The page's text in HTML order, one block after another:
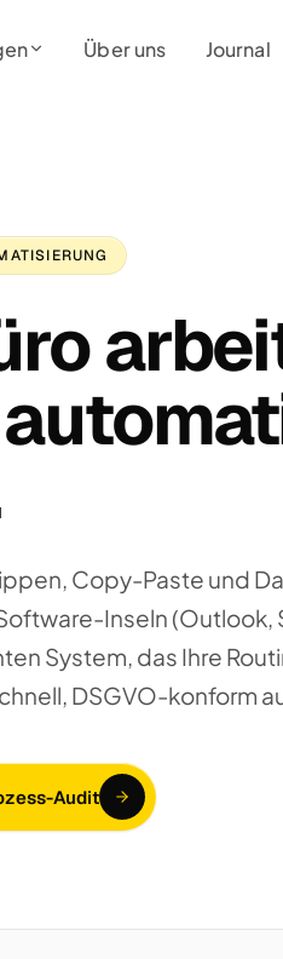
Über uns Journal
Copy-Paste und
Inseln (Outlook,
System, das Ihre
DSGVO-konform
Audit